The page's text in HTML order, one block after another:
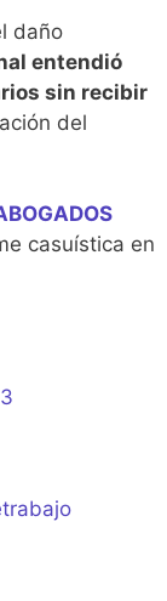
daño
entendió
sin recibir
del
casuística en